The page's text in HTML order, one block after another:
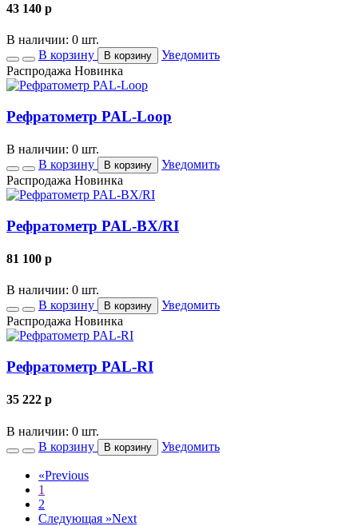
43 140 p
В наличии: 0 шт.
В корзину
В корзину
Уведомить
Распродажа Новинка
Рефратометр PAL-Loop
В наличии: 0 шт.
В корзину
В корзину
Уведомить
Распродажа Новинка
Рефратометр PAL-BX/RI
81 100 p
В наличии: 0 шт.
В корзину
В корзину
Уведомить
Распродажа Новинка
Рефратометр PAL-RI
35 222 p
В наличии: 0 шт.
В корзину
В корзину Уведомить
«Previous
1
2
Следующая »Next